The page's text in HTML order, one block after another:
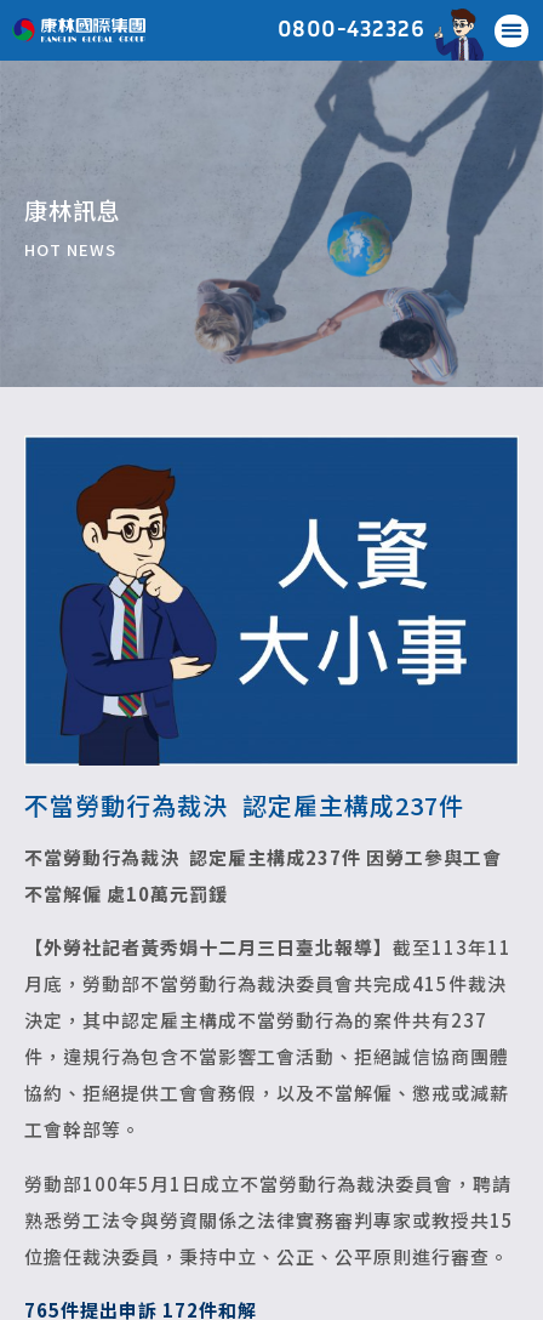
0800-432326
康林訊息
HOT NEWS
不當勞動行為裁決 認定雇主構成237件
不當勞動行為裁決 認定雇主構成237件 因勞工參與工會
不當解僱 處10萬元罰鍰
【外勞社記者黃秀娟十二月三日臺北報導】 截至113年11
月底，勞動部不當勞動行為裁決委員會共完成415件裁決
決定，其中認定雇主構成不當勞動行為的案件共有237
件，違規行為包含不當影響工會活動、拒絕誠信協商團體
協約、拒絕提供工會會務假，以及不當解僱、懲戒或減薪
工會幹部等。
勞動部100年5月1日成立不當勞動行為裁決委員會，聘請
熟悉勞工法令與勞資關係之法律實務審判專家或教授共15
位擔任裁決委員，秉持中立、公正、公平原則進行審查。
765件提出申訴 172件和解